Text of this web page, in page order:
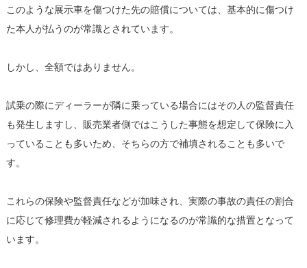
このような展示車を傷つけた先の賠償については、基本的に傷つけ
た本人が払うのが常識とされています。
しかし、全額ではありません。
試乗の際にディーラーが隣に乗っている場合にはその人の監督責任
も発生しますし、販売業者側ではこうした事態を想定して保険に入
っていることも多いため、そちらの方で補填されることも多いで
す。
これらの保険や監督責任などが加味され、実際の事故の責任の割合
に応じて修理費が軽減されるようになるのが常識的な措置となって
います。